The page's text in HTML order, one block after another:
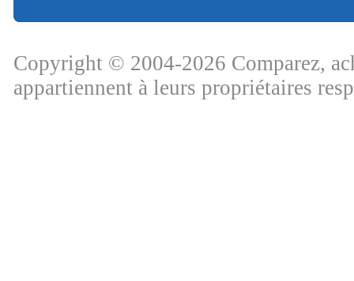
Copyright © 2004-2026 Comparez,
appartiennent à leurs propriétaires